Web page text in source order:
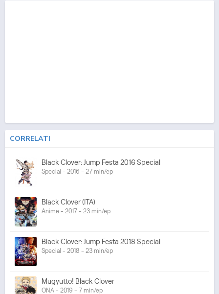
CORRELATI
Black Clover: Jump Festa 2016 Special
Special - 2016 - 27 min/ep
Black Clover (ITA)
Anime - 2017 - 23 min/ep
Black Clover: Jump Festa 2018 Special
Special - 2018 - 23 min/ep
Mugyutto! Black Clover
ONA - 2019 - 7 min/ep